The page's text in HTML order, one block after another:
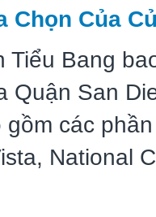
Chọn Của
Tiểu Bang
Quận San
các
National